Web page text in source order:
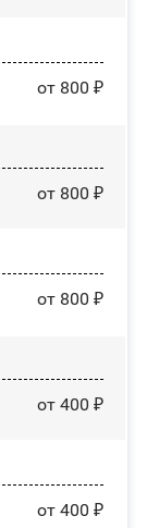
от 800 ₽
от 800 ₽
от 800 ₽
от 400 ₽
от 400 ₽